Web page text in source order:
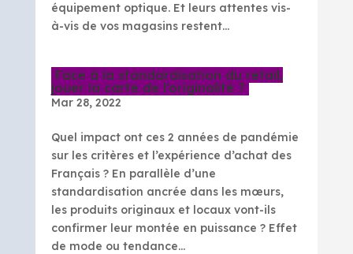
équipement optique. Et leurs attentes vis-
à-vis de vos magasins restent...
Face à la standardisation du retail,
jouer la carte de l’originalité ?
Mar 28, 2022
Quel impact ont ces 2 années de pandémie
sur les critères et l’expérience d’achat des
Français ? En parallèle d’une
standardisation ancrée dans les mœurs,
les produits originaux et locaux vont-ils
confirmer leur montée en puissance ? Effet
de mode ou tendance...